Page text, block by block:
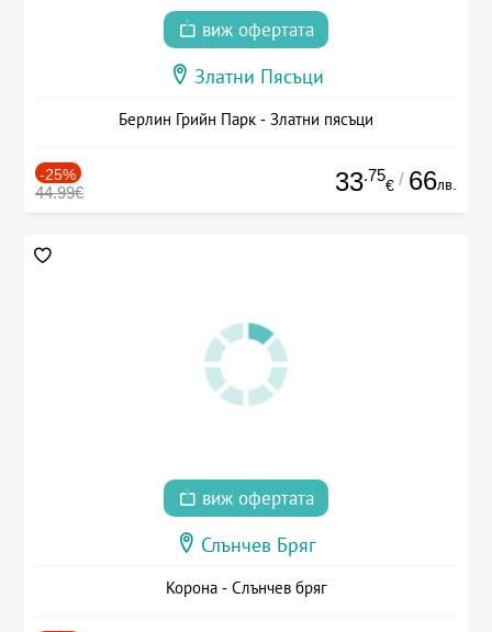
виж офертата
Златни Пясъци
Берлин Грийн Парк - Златни пясъци
-25%
44.99€ 33.75
€ / 66лв.
виж офертата
Слънчев Бряг
Корона - Слънчев бряг